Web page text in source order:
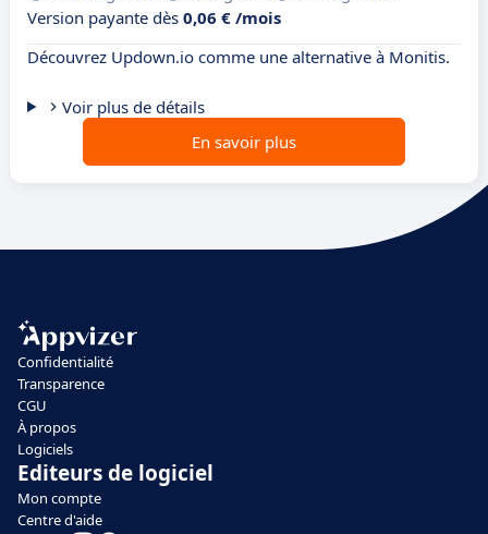
Version payante dès 0,06 € /mois
Découvrez Updown.io comme une alternative à Monitis.
Voir plus de détails
En savoir plus
Confidentialité
Transparence
CGU
À propos
Logiciels
Editeurs de logiciel
Mon compte
Centre d'aide